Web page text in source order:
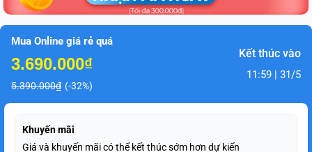
Mua Online giá rẻ quá
3.690.000₫
5.390.000₫ (-32%)
Kết thúc vào
11:59 | 31/5
Khuyến mãi
Giá và khuyến mãi có thể kết thúc sớm hơn dự kiến